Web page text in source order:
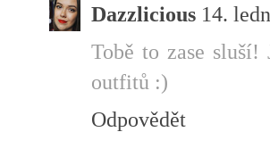
Dazzlicious 14.
Tobě to zase
outfitů :)
Odpovědět